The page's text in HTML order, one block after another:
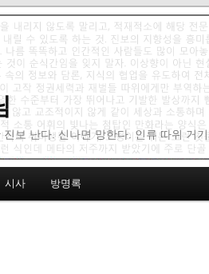
보 난다. 신나면 망한다. 인류 따위 거
시사 방명록